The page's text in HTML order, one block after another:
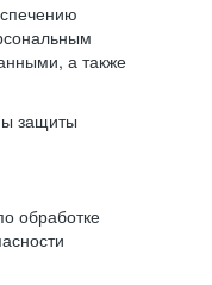
а также
защиты
обработке